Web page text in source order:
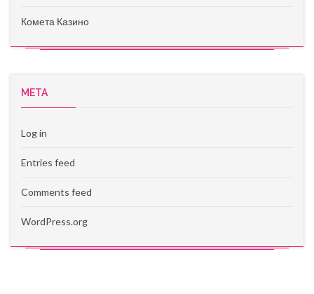
Комета Казино
META
Log in
Entries feed
Comments feed
WordPress.org